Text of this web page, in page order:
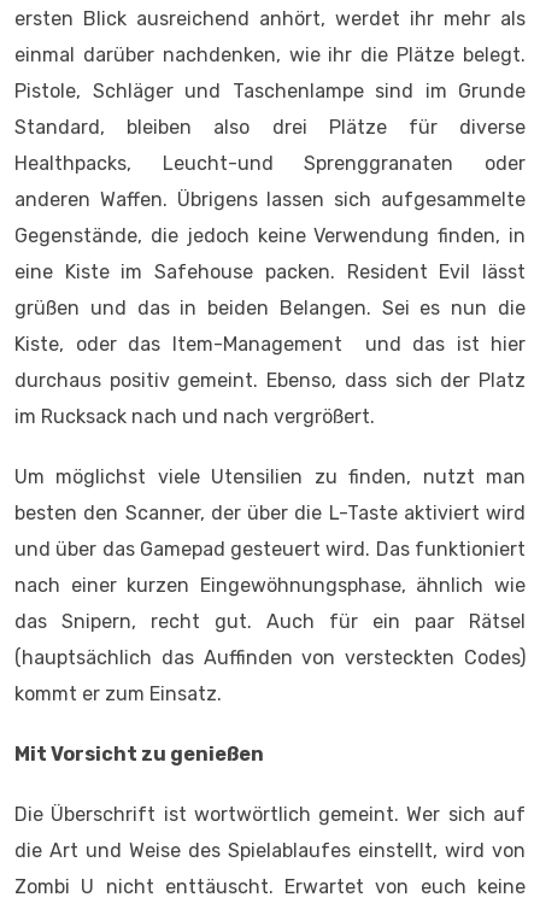
ersten Blick ausreichend anhört, werdet ihr mehr als
einmal darüber nachdenken, wie ihr die Plätze belegt.
Pistole, Schläger und Taschenlampe sind im Grunde
Standard, bleiben also drei Plätze für diverse
Healthpacks, Leucht-und Sprenggranaten oder
anderen Waffen. Übrigens lassen sich aufgesammelte
Gegenstände, die jedoch keine Verwendung finden, in
eine Kiste im Safehouse packen. Resident Evil lässt
grüßen und das in beiden Belangen. Sei es nun die
Kiste, oder das Item-Management und das ist hier
durchaus positiv gemeint. Ebenso, dass sich der Platz
im Rucksack nach und nach vergrößert.
Um möglichst viele Utensilien zu finden, nutzt man
besten den Scanner, der über die L-Taste aktiviert wird
und über das Gamepad gesteuert wird. Das funktioniert
nach einer kurzen Eingewöhnungsphase, ähnlich wie
das Snipern, recht gut. Auch für ein paar Rätsel
(hauptsächlich das Auffinden von versteckten Codes)
kommt er zum Einsatz.
Mit Vorsicht zu genießen
Die Überschrift ist wortwörtlich gemeint. Wer sich auf
die Art und Weise des Spielablaufes einstellt, wird von
Zombi U nicht enttäuscht. Erwartet von euch keine